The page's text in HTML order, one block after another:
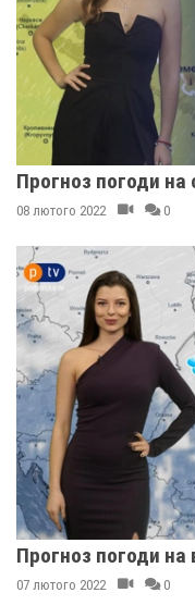
Прогноз погоди
08 лютого 2022 0
Прогноз погоди на
07 лютого 2022 0